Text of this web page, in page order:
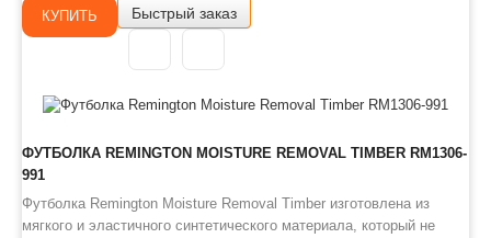
отличным базовым слоем, для отведения влаги от тела. На
манж..
КУПИТЬ Быстрый заказ
ФУТБОЛКА REMINGTON MOISTURE REMOVAL TIMBER RM1306-
991
Футболка Remington Moisture Removal Timber изготовлена из
мягкого и эластичного синтетического материала, который не